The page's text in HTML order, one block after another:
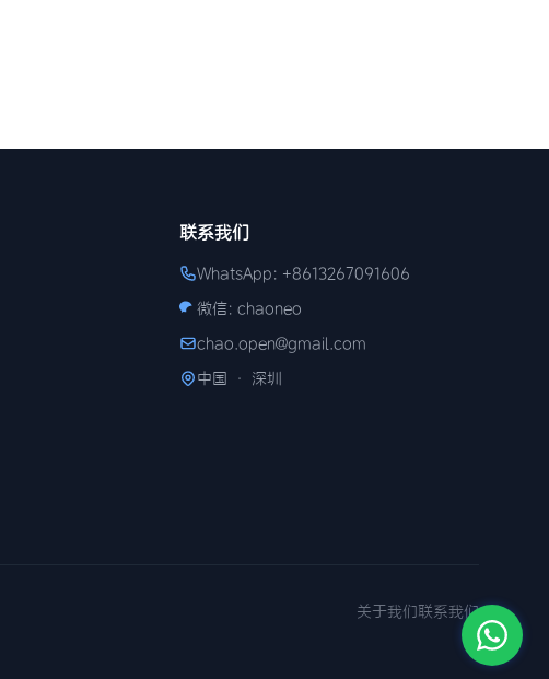
联系我们
WhatsApp: +8613267091606
微信: chaoneo
chao.open@gmail.com
中国 · 深圳
关于我们联系我们